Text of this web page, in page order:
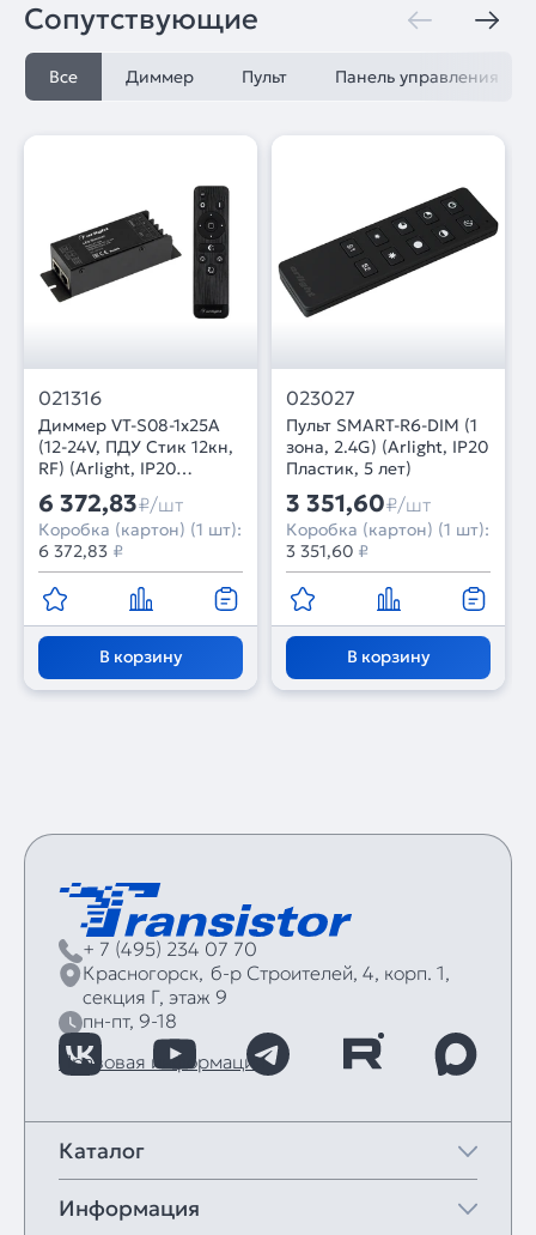
Сопутствующие
Все Диммер Пульт Панель управления
021316
Диммер VT-S08-1x25A
(12-24V, ПДУ Стик 12кн,
RF) (Arlight, IP20
Металл, 3 года)
6 372,83₽/шт
Коробка (картон) (1 шт):
6 372,83 ₽
В корзину
023027
Пульт SMART-R6-DIM (1
зона, 2.4G) (Arlight, IP20
Пластик, 5 лет)
3 351,60₽/шт
Коробка (картон) (1 шт):
3 351,60 ₽
В корзину
+ 7 (495) 234 07 70
Красногорск, б‑р Строителей, 4, корп. 1,
секция Г, этаж 9
пн-пт, 9-18
Правовая информация
Каталог
Информация